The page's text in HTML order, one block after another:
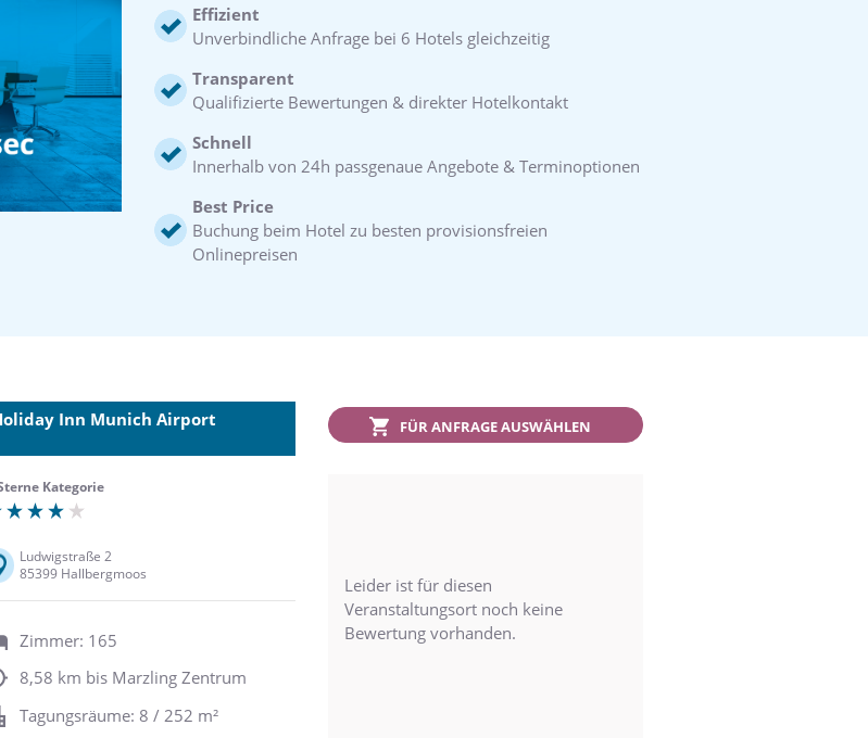
Effizient
Unverbindliche Anfrage bei 6 Hotels gleichzeitig
Transparent
Qualifizierte Bewertungen & direkter Hotelkontakt
Schnell
Innerhalb von 24h passgenaue Angebote & Terminoptionen
Best Price
Buchung beim Hotel zu besten provisionsfreien
Onlinepreisen
Inn Munich Airport
Kategorie
Ludwigstraße 2
85399 Hallbergmoos
Zimmer: 165
8,58 km bis Marzling Zentrum
Tagungsräume: 8 / 252 m²
FÜR ANFRAGE AUSWÄHLEN
Leider ist für diesen
Veranstaltungsort noch keine
Bewertung vorhanden.